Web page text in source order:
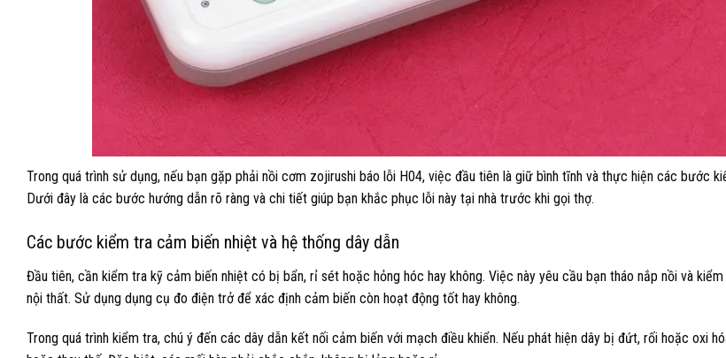
Trong quá trình sử dụng, nếu bạn gặp phải nồi cơm zojirushi báo lỗi H04, việc đầu tiên là giữ bình tĩnh và thực hiện các bước
Dưới đây là các bước hướng dẫn rõ ràng và chi tiết giúp bạn khắc phục lỗi này tại nhà trước khi gọi thợ.
Các bước kiểm tra cảm biến nhiệt và hệ thống dây dẫn
Đầu tiên, cần kiểm tra kỹ cảm biến nhiệt có bị bẩn, rỉ sét hoặc hỏng hóc hay không. Việc này yêu cầu bạn tháo nắp nồi và
nội thất. Sử dụng dụng cụ đo điện trở để xác định cảm biến còn hoạt động tốt hay không.
Trong quá trình kiểm tra, chú ý đến các dây dẫn kết nối cảm biến với mạch điều khiển. Nếu phát hiện dây bị đứt, rối hoặc oxi